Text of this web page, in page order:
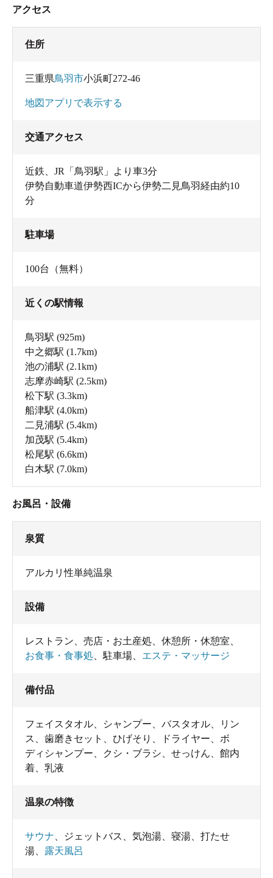
いところだが、せめて灰皿を離れたところにおい
てもらうか何なりしてもらわないと。着替える横
ですぐ横で煙草を吸うのだけは勘弁してもらいた
源泉名 鳥羽小浜温泉／あわらぎの湯
pH 8.8、[源泉] 43.5℃（気温18.5℃）、勇出量
1.9 x10-10Ci/kg(0.52M･E/kg)
Li 0.1、Na 93.0、K 2.6、Mg 1.2、Ca 5.2、
CO3 7.8、
溶存物質 0.36g/kg、成分総計 0.36g/kg、
【新規クチコミ：173湯目】
アクセス
住所
三重県鳥羽市小浜町272-46
地図アプリで表示する
交通アクセス
近鉄、JR「鳥羽駅」より車3分
伊勢自動車道伊勢西ICから伊勢二見鳥羽経由約10
分
駐車場
100台（無料）
近くの駅情報
鳥羽駅 (925m)
中之郷駅 (1.7km)
池の浦駅 (2.1km)
志摩赤崎駅 (2.5km)
松下駅 (3.3km)
船津駅 (4.0km)
二見浦駅 (5.4km)
加茂駅 (5.4km)
松尾駅 (6.6km)
白木駅 (7.0km)
お風呂・設備
泉質
アルカリ性単純温泉
設備
レストラン 売店・お土産処 休憩所・休憩室
お食事・食事処
駐車場 エステ・マッサージ
備付品
フェイスタオル シャンプー バスタオル
リン
ス
歯磨きセット ひげそり ドライヤー
ボ
ディシャンプー
クシ・ブラシ せっけん
館内
着
乳液
温泉の特徴
サウナ ジェットバス 気泡湯 寝湯
打たせ
湯
露天風呂